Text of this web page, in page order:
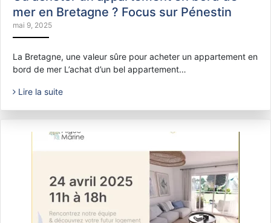
mer en Bretagne ? Focus sur Pénestin
mai 9, 2025
La Bretagne, une valeur sûre pour acheter un appartement en
bord de mer L’achat d’un bel appartement…
Lire la suite